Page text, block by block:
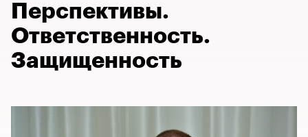
Перспективы.
Ответственность.
Защищенность